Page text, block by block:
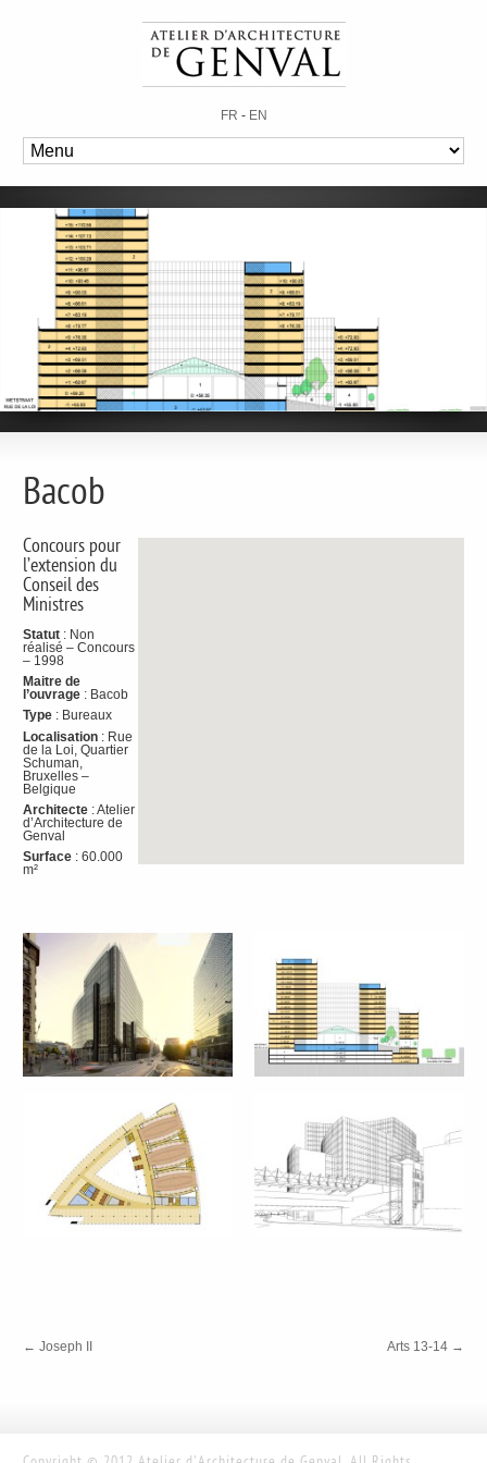
FR - EN
Bacob
Concours pour
l’extension du
Conseil des
Ministres
Statut : Non
réalisé – Concours
– 1998
Maitre de
l’ouvrage : Bacob
Type : Bureaux
Localisation : Rue
de la Loi, Quartier
Schuman,
Bruxelles –
Belgique
Architecte : Atelier
d’Architecture de
Genval
Surface : 60.000
m²
← Joseph II Arts 13-14 →